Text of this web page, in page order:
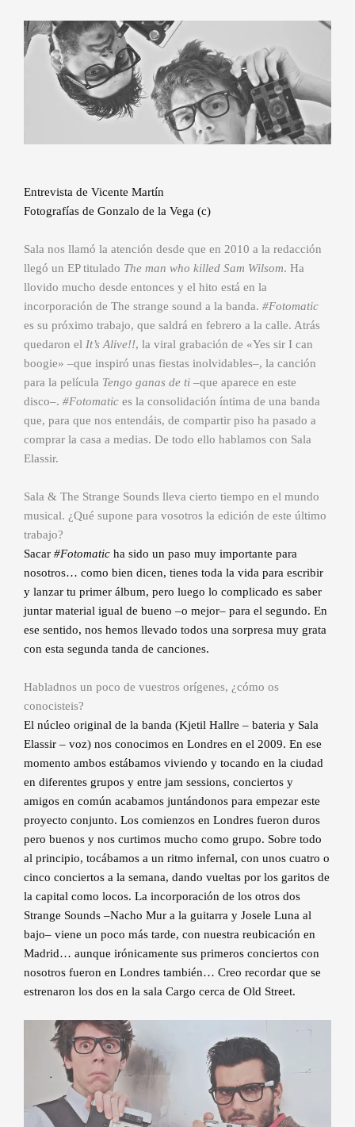
Entrevista de Vicente Martín
Fotografías de Gonzalo de la Vega (c)
Sala nos llamó la atención desde que en 2010 a la redacción
llegó un EP titulado The man who killed Sam Wilsom. Ha
llovido mucho desde entonces y el hito está en la
incorporación de The strange sound a la banda. #Fotomatic
es su próximo trabajo, que saldrá en febrero a la calle. Atrás
quedaron el It’s Alive!!, la viral grabación de «Yes sir I can
boogie» –que inspiró unas fiestas inolvidables–, la canción
para la película Tengo ganas de ti –que aparece en este
disco–. #Fotomatic es la consolidación íntima de una banda
que, para que nos entendáis, de compartir piso ha pasado a
comprar la casa a medias. De todo ello hablamos con Sala
Elassir.
Sala & The Strange Sounds lleva cierto tiempo en el mundo
musical. ¿Qué supone para vosotros la edición de este último
trabajo?
Sacar #Fotomatic ha sido un paso muy importante para
nosotros… como bien dicen, tienes toda la vida para escribir
y lanzar tu primer álbum, pero luego lo complicado es saber
juntar material igual de bueno –o mejor– para el segundo. En
ese sentido, nos hemos llevado todos una sorpresa muy grata
con esta segunda tanda de canciones.
Habladnos un poco de vuestros orígenes, ¿cómo os
conocisteis?
El núcleo original de la banda (Kjetil Hallre – bateria y Sala
Elassir – voz) nos conocimos en Londres en el 2009. En ese
momento ambos estábamos viviendo y tocando en la ciudad
en diferentes grupos y entre jam sessions, conciertos y
amigos en común acabamos juntándonos para empezar este
proyecto conjunto. Los comienzos en Londres fueron duros
pero buenos y nos curtimos mucho como grupo. Sobre todo
al principio, tocábamos a un ritmo infernal, con unos cuatro o
cinco conciertos a la semana, dando vueltas por los garitos de
la capital como locos. La incorporación de los otros dos
Strange Sounds –Nacho Mur a la guitarra y Josele Luna al
bajo– viene un poco más tarde, con nuestra reubicación en
Madrid… aunque irónicamente sus primeros conciertos con
nosotros fueron en Londres también… Creo recordar que se
estrenaron los dos en la sala Cargo cerca de Old Street.